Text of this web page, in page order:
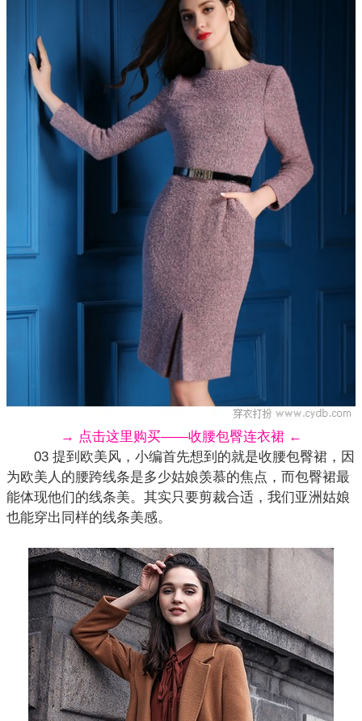
→ 点击这里购买——收腰包臀连衣裙 ←
03 提到欧美风，小编首先想到的就是收腰包臀裙，因
为欧美人的腰跨线条是多少姑娘羡慕的焦点，而包臀裙最
能体现他们的线条美。其实只要剪裁合适，我们亚洲姑娘
也能穿出同样的线条美感。